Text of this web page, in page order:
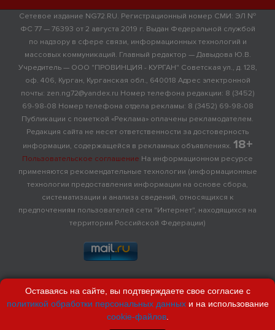
Сетевое издание NG72.RU. Регистрационный номер СМИ: ЭЛ №
ФС 77 — 76393 от 2 августа 2019 г. Выдан Федеральной службой
по надзору в сфере связи, информационных технологий и
массовых коммуникаций. Главный редактор — Давыдова Ю.В.
Учредитель — ООО "ПРОВИНЦИЯ - КУРГАН" Советская ул., д. 128,
оф. 406, Курган, Курганская обл., 640018 Адрес электронной
почты: zen.ng72@yandex.ru Номер телефона редакции: 8 (3452)
69-98-08 Номер телефона отдела рекламы: 8 (3452) 69-98-08
Публикации с пометкой «Реклама» оплачены рекламодателем.
Редакция сайта не несет ответственности за достоверность
информации, содержащейся в рекламных объявлениях. 18+
Пользовательское соглашение На информационном ресурсе
применяются рекомендательные технологии (информационные
технологии предоставления информации на основе сбора,
систематизации и анализа сведений, относящихся к
предпочтениям пользователей сети "Интернет", находящихся на
территории Российской Федерации)
Оставаясь на сайте, вы подтверждаете свое согласие с
политикой обработки персональных данныхи на использование
cookie-файлов.